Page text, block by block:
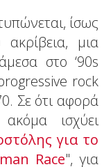
ίσως
μια
στο ‘90s
rock
Σε ότι αφορά
ισχύει
για το
Race", για